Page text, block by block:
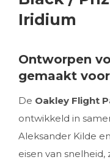
Iridium
Ontworpen
gemaakt
De Oakley Flight
ontwikkeld in
Aleksander Kilde
eisen van